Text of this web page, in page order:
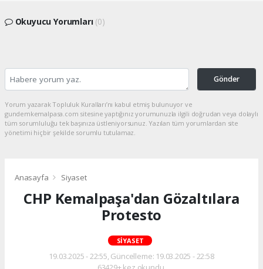
Okuyucu Yorumları (0)
Gönder
Yorum yazarak Topluluk Kuralları’nı kabul etmiş bulunuyor ve
gundemkemalpasa.com sitesine yaptığınız yorumunuzla ilgili doğrudan veya dolaylı
tüm sorumluluğu tek başınıza üstleniyorsunuz. Yazılan tüm yorumlardan site
yönetimi hiçbir şekilde sorumlu tutulamaz.
Anasayfa Siyaset
CHP Kemalpaşa'dan Gözaltılara
Protesto
SIYASET
19.03.2025 - 22:55, Güncelleme: 19.03.2025 - 22:58